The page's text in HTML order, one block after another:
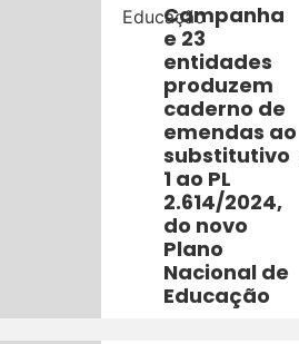
EducaçãoCampanha
e 23
entidades
produzem
caderno de
emendas ao
substitutivo
1 ao PL
2.614/2024,
do novo
Plano
Nacional de
Educação